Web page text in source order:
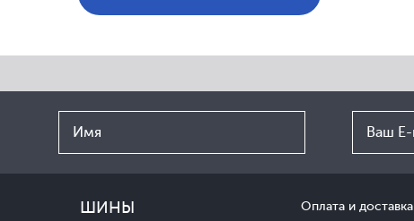
ШИНЫ Оплата и доставка